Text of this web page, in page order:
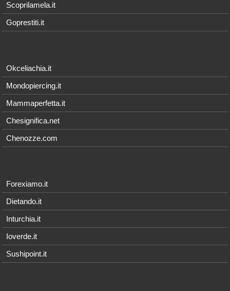
Scoprilamela.it
Goprestiti.it
Okceliachia.it
Mondopiercing.it
Mammaperfetta.it
Chesignifica.net
Chenozze.com
Forexiamo.it
Dietando.it
Inturchia.it
Ioverde.it
Sushipoint.it